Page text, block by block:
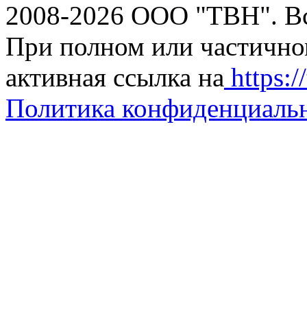
2008-2026 ООО "ТВН".
При полном или
активная ссылка на
Политика